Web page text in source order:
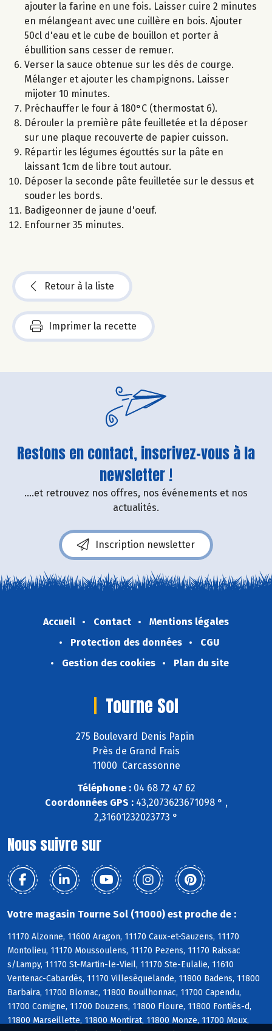
ajouter la farine en une fois. Laisser cuire 2 minutes
en mélangeant avec une cuillère en bois. Ajouter
50cl d'eau et le cube de bouillon et porter à
ébullition sans cesser de remuer.
Verser la sauce obtenue sur les dés de courge.
Mélanger et ajouter les champignons. Laisser
mijoter 10 minutes.
Préchauffer le four à 180°C (thermostat 6).
Dérouler la première pâte feuilletée et la déposer
sur une plaque recouverte de papier cuisson.
Répartir les légumes égouttés sur la pâte en
laissant 1cm de libre tout autour.
Déposer la seconde pâte feuilletée sur le dessus et
souder les bords.
Badigeonner de jaune d'oeuf.
Enfourner 35 minutes.
Retour à la liste
Imprimer la recette
Restons en contact, inscrivez-vous à la
newsletter !
....et retrouvez nos offres, nos événements et nos
actualités.
Inscription newsletter
Accueil Contact
Mentions légales
Protection des données
CGU
Gestion des cookies
Plan du site
Tourne Sol
275 Boulevard Denis Papin
Près de Grand Frais
11000 Carcassonne
Téléphone :04 68 72 47 62
Coordonnées GPS :43,2073623671098 ° ,
2,31601232023773 °
Nous suivre sur
Votre magasin Tourne Sol (11000) est proche de :
11170 Alzonne, 11600 Aragon, 11170 Caux-et-Sauzens, 11170
Montolieu, 11170 Moussoulens, 11170 Pezens, 11170 Raissac
s/Lampy, 11170 St-Martin-le-Vieil, 11170 Ste-Eulalie, 11610
Ventenac-Cabardès, 11170 Villesèquelande, 11800 Badens, 11800
Barbaira, 11700 Blomac, 11800 Bouilhonnac, 11700 Capendu,
11700 Comigne, 11700 Douzens, 11800 Floure, 11800 Fontiès-d,
11800 Marseillette, 11800 Montirat, 11800 Monze, 11700 Moux,